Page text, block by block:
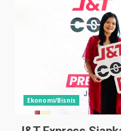
Ekonomi/Bisnis